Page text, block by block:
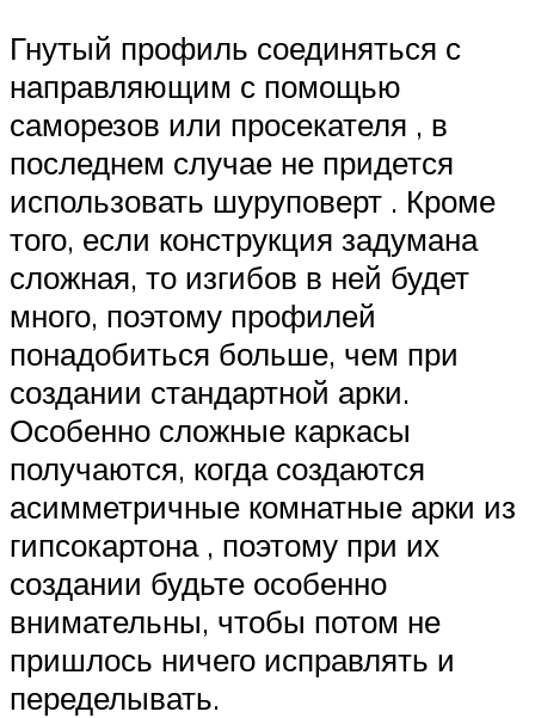
Гнутый профиль соединяться с
направляющим с помощью
саморезов или просекателя , в
последнем случае не придется
использовать шуруповерт . Кроме
того, если конструкция задумана
сложная, то изгибов в ней будет
много, поэтому профилей
понадобиться больше, чем при
создании стандартной арки.
Особенно сложные каркасы
получаются, когда создаются
асимметричные комнатные арки из
гипсокартона , поэтому при их
создании будьте особенно
внимательны, чтобы потом не
пришлось ничего исправлять и
переделывать.